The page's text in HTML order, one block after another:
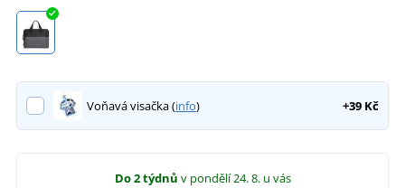
Voňavá visačka (info) +39 Kč
Do 2 týdnů v pondělí 24. 8. u vás